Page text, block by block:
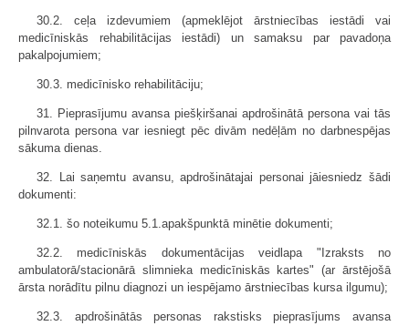
30.2. ceļa izdevumiem (apmeklējot ārstniecības iestādi vai
medicīniskās rehabilitācijas iestādi) un samaksu par pavadoņa
pakalpojumiem;
30.3. medicīnisko rehabilitāciju;
31. Pieprasījumu avansa piešķiršanai apdrošinātā persona vai tās
pilnvarota persona var iesniegt pēc divām nedēļām no darbnespējas
sākuma dienas.
32. Lai saņemtu avansu, apdrošinātajai personai jāiesniedz šādi
dokumenti:
32.1. šo noteikumu 5.1.apakšpunktā minētie dokumenti;
32.2. medicīniskās dokumentācijas veidlapa "Izraksts no
ambulatorā/stacionārā slimnieka medicīniskās kartes" (ar ārstējošā
ārsta norādītu pilnu diagnozi un iespējamo ārstniecības kursa ilgumu);
32.3. apdrošinātās personas rakstisks pieprasījums avansa